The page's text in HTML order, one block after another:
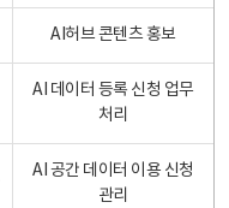
AI허브 콘텐츠 홍보
AI 데이터 등록 신청 업무
처리
AI 공간 데이터 이용 신청
관리